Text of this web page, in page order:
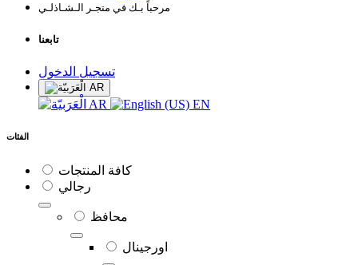
مرحباً بـك في متجـر الـشـاذلـي
تابعنا
تسجيل الدخول
AR
AR EN
الفئات
كافة المنتجات
رجالي
محافظ
اورجينال